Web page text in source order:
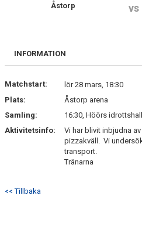
KONTAKT
Åstorp vs
INFORMATION
Matchstart:
lör 28 mars, 18:30
Plats:
Åstorp arena
Samling:
16:30, Höörs idrottshall
Aktivitetsinfo:
Vi har blivit inbjudna
pizzakväll. Vi
transport.
Tränarna
<< Tillbaka